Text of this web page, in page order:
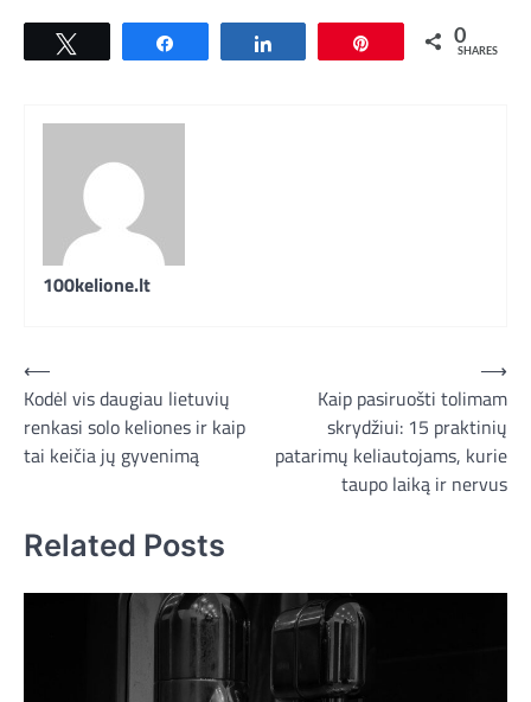
0
SHARES
100kelione.lt
Navigacija
tarp
įrašų
⟵
Kodėl vis daugiau lietuvių
renkasi solo keliones ir kaip
tai keičia jų gyvenimą
Kaip pasiruošti tolimam
skrydžiui: 15 praktinių
patarimų keliautojams, kurie
taupo laiką ir nervus
⟶
Related Posts